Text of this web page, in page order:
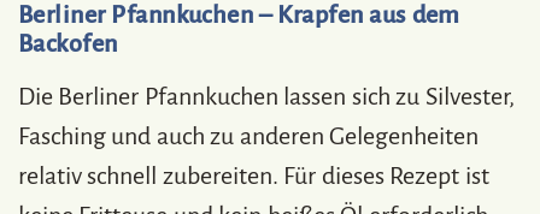
Berliner Pfannkuchen – Krapfen aus dem
Backofen
Die Berliner Pfannkuchen lassen sich zu Silvester,
Fasching und auch zu anderen Gelegenheiten
relativ schnell zubereiten. Für dieses Rezept ist